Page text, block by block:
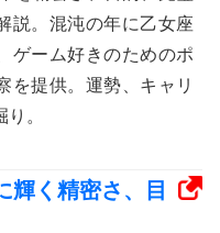
説。混沌の年に乙女座
ゲーム好きのためのポ
を提供。運勢、キャリ
。
輝く精密さ、目